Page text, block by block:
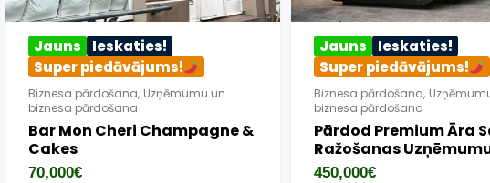
Jauns Ieskaties!
Super piedāvājums!
Biznesa pārdošana, Uzņēmumu un
biznesa pārdošana
Pārdodu SIA: Kravu
Pārvadājumi/ Pārvākšanās
Serviss (ar Busu, Mājaslapu
Jauns Ieskaties!
Super piedāvājums!
Biznesa pārdošana, Uzņēmuma
likvidācijas noliktavas un inventāra
izpārdošana
Veikals Angārs
30,000€